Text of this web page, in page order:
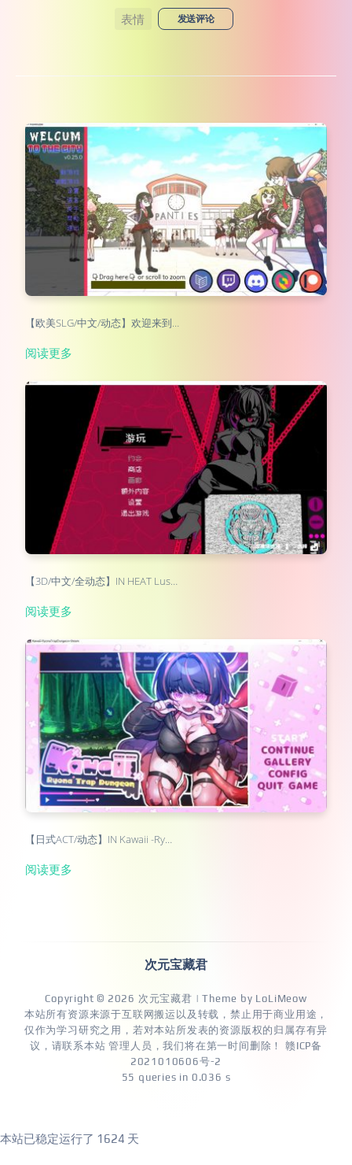
表情 发送评论
【欧美SLG/中文/动态】欢迎来到…
阅读更多
【3D/中文/全动态】IN HEAT Lus…
阅读更多
【日式ACT/动态】IN Kawaii -Ry…
阅读更多
次元宝藏君
Copyright © 2026 次元宝藏君 | Theme by LoLiMeow
本站所有资源来源于互联网搬运以及转载，禁止用于商业用途，
仅作为学习研究之用，若对本站所发表的资源版权的归属存有异
议，请联系本站 管理人员，我们将在第一时间删除！ 赣ICP备
2021010606号-2
55 queries in 0.036 s
本站已稳定运行了 1624 天